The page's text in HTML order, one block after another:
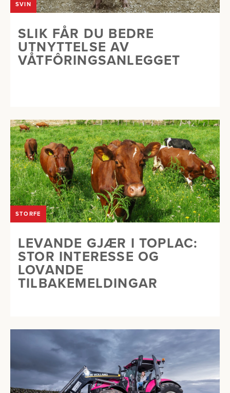
SVIN
SLIK FÅR DU BEDRE
UTNYTTELSE AV
VÅTFÔRINGSANLEGGET
STORFE
LEVANDE GJÆR I TOPLAC:
STOR INTERESSE OG
LOVANDE
TILBAKEMELDINGAR